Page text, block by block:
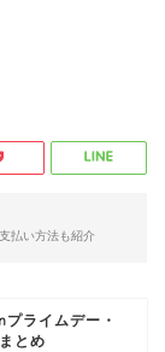
払い方法も紹介
ライムデー・
とめ